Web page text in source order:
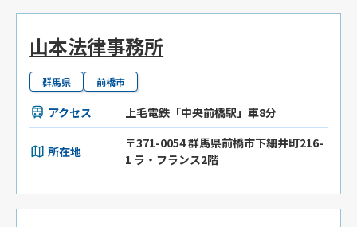
山本法律事務所
群馬県 前橋市
アクセス 上毛電鉄「中央前橋駅」車8分
所在地
〒371-0054 群馬県前橋市下細井町216-
1 ラ・フランス2階